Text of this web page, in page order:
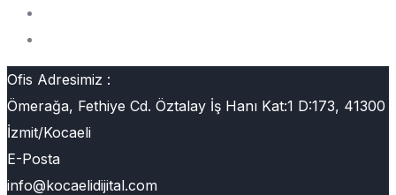
Ofis Adresimiz :
Ömerağa, Fethiye Cd. Öztalay İş Hanı Kat:1 D:173, 41300
İzmit/Kocaeli
E-Posta
info@kocaelidijital.com